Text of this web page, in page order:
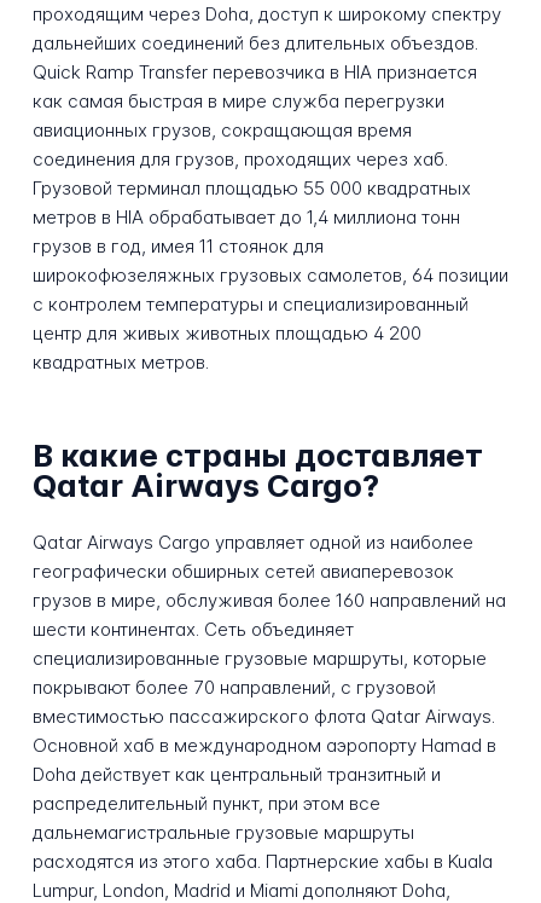
проходящим через Doha, доступ к широкому спектру
дальнейших соединений без длительных объездов.
Quick Ramp Transfer перевозчика в HIA признается
как самая быстрая в мире служба перегрузки
авиационных грузов, сокращающая время
соединения для грузов, проходящих через хаб.
Грузовой терминал площадью 55 000 квадратных
метров в HIA обрабатывает до 1,4 миллиона тонн
грузов в год, имея 11 стоянок для
широкофюзеляжных грузовых самолетов, 64 позиции
с контролем температуры и специализированный
центр для живых животных площадью 4 200
квадратных метров.
В какие страны доставляет
Qatar Airways Cargo?
Qatar Airways Cargo управляет одной из наиболее
географически обширных сетей авиаперевозок
грузов в мире, обслуживая более 160 направлений на
шести континентах. Сеть объединяет
специализированные грузовые маршруты, которые
покрывают более 70 направлений, с грузовой
вместимостью пассажирского флота Qatar Airways.
Основной хаб в международном аэропорту Hamad в
Doha действует как центральный транзитный и
распределительный пункт, при этом все
дальнемагистральные грузовые маршруты
расходятся из этого хаба. Партнерские хабы в Kuala
Lumpur, London, Madrid и Miami дополняют Doha,